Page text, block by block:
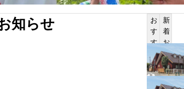
体験保育参加者募集
PILATES
サンプルテキスト。サンプルテキスト。
知らせ
お
す
す
め
記
事
新
着
お
知
ら
せ